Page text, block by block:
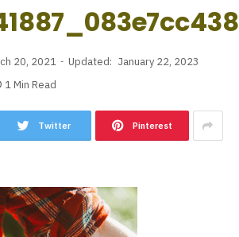
20, 2021 Updated: January 22, 2023
1 Min Read
Twitter Pinterest